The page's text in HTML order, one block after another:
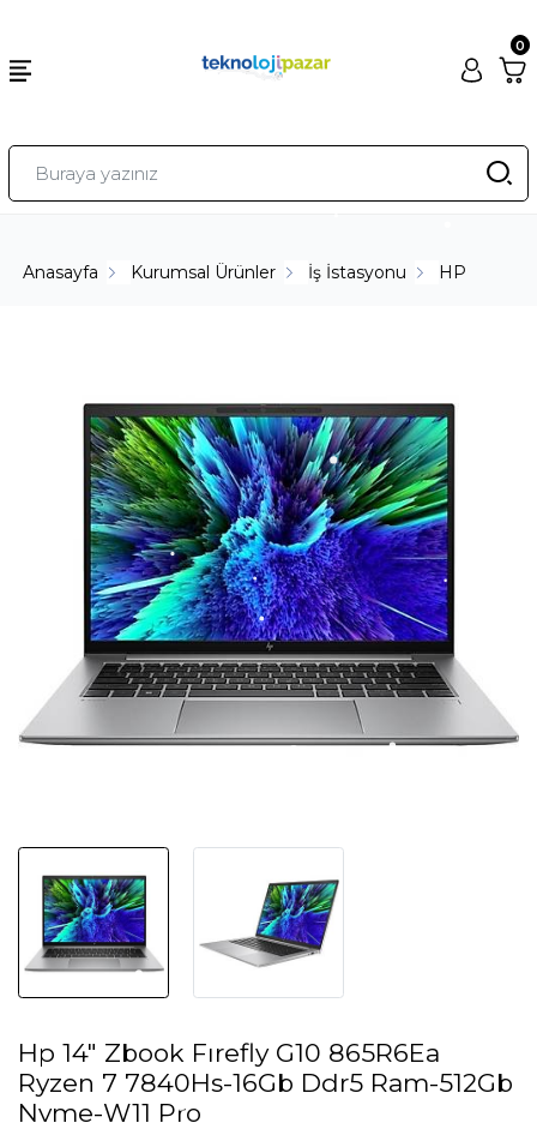
0
Anasayfa Kurumsal Ürünler İş İstasyonu HP
Hp 14" Zbook Fırefly G10 865R6Ea
Ryzen 7 7840Hs-16Gb Ddr5 Ram-512Gb
Nvme-W11 Pro